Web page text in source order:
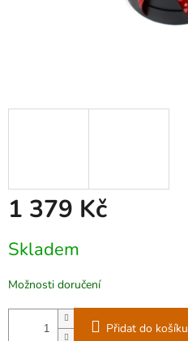
1 379 Kč
cena:
Skladem
Možnosti doručení
Přidat do košíku